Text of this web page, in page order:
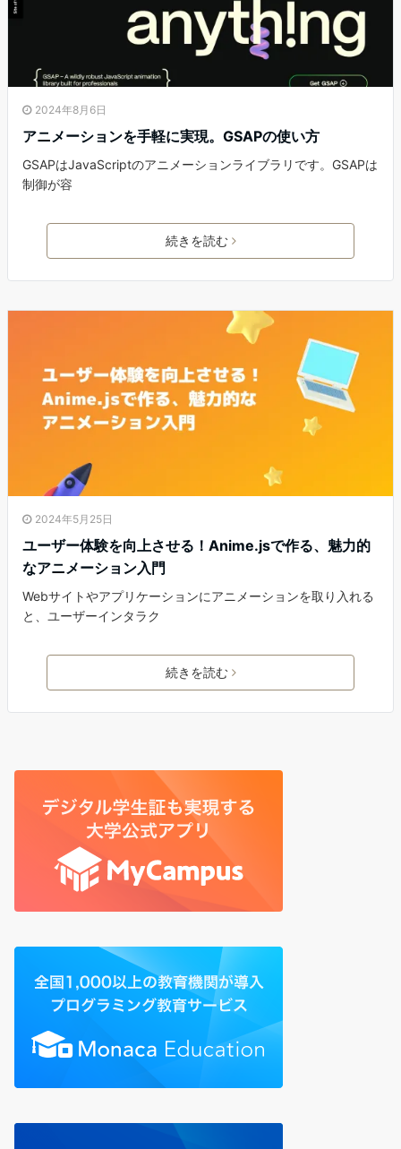
2024年8月6日
アニメーションを手軽に実現。GSAPの使い方
GSAPはJavaScriptのアニメーションライブラリです。GSAPは
制御が容
続きを読む
2024年5月25日
ユーザー体験を向上させる！Anime.jsで作る、魅力的
なアニメーション入門
Webサイトやアプリケーションにアニメーションを取り入れる
と、ユーザーインタラク
続きを読む